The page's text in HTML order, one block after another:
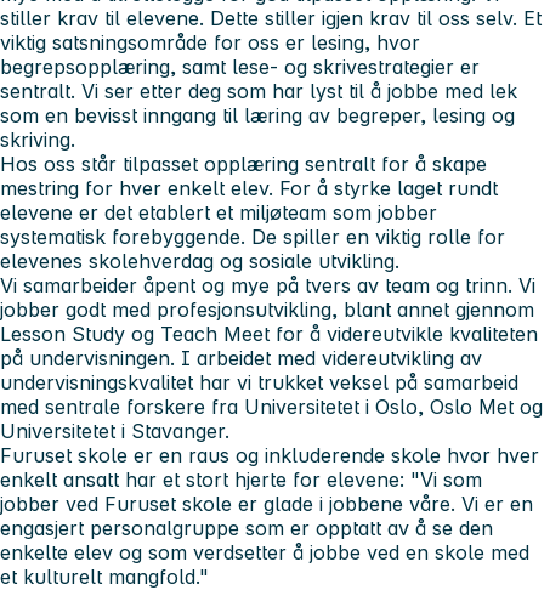
stiller krav til elevene. Dette stiller igjen krav til oss selv. Et
viktig satsningsområde for oss er lesing, hvor
begrepsopplæring, samt lese- og skrivestrategier er
sentralt. Vi ser etter deg som har lyst til å jobbe med lek
som en bevisst inngang til læring av begreper, lesing og
skriving.
Hos oss står tilpasset opplæring sentralt for å skape
mestring for hver enkelt elev. For å styrke laget rundt
elevene er det etablert et miljøteam som jobber
systematisk forebyggende. De spiller en viktig rolle for
elevenes skolehverdag og sosiale utvikling.
Vi samarbeider åpent og mye på tvers av team og trinn. Vi
jobber godt med profesjonsutvikling, blant annet gjennom
Lesson Study og Teach Meet for å videreutvikle kvaliteten
på undervisningen. I arbeidet med videreutvikling av
undervisningskvalitet har vi trukket veksel på samarbeid
med sentrale forskere fra Universitetet i Oslo, Oslo Met og
Universitetet i Stavanger.
Furuset skole er en raus og inkluderende skole hvor hver
enkelt ansatt har et stort hjerte for elevene: "Vi som
jobber ved Furuset skole er glade i jobbene våre. Vi er en
engasjert personalgruppe som er opptatt av å se den
enkelte elev og som verdsetter å jobbe ved en skole med
et kulturelt mangfold."